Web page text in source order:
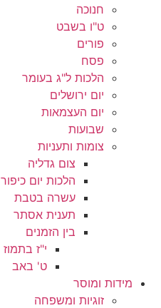
חנוכה
ט"ו בשבט
פורים
פסח
הלכות ל"ג בעומר
יום ירושלים
יום העצמאות
שבועות
צומות ותעניות
צום גדליה
הלכות יום כיפור
עשרה בטבת
תענית אסתר
בין הזמנים
י"ז בתמוז
ט' באב
מידות ומוסר
זוגיות ומשפחה